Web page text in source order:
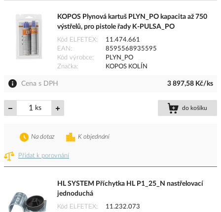
KOPOS Plynová kartuš PLYN_PO kapacita až 750
výstřelů, pro pistole řady K-PULSA_PO
Kód ELFETEX
11.474.661
EAN
8595568935595
Kód výrobce
PLYN_PO
Značka
KOPOS KOLÍN
Cena s DPH 3 897,58 Kč/ks
ks do košíku
Přidat k porovnání
K objednání
Na dotaz
HL SYSTEM Příchytka HL P1_25_N nastřelovací
jednoduchá
Kód ELFETEX
11.232.073